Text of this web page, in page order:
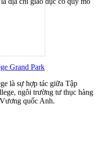
Grand Park
là sự hợp tác giữa Tập
ngôi trường tư thục hàng
quốc Anh.